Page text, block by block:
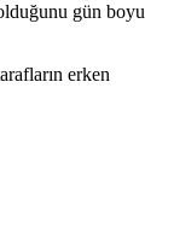
gün boyu
erken